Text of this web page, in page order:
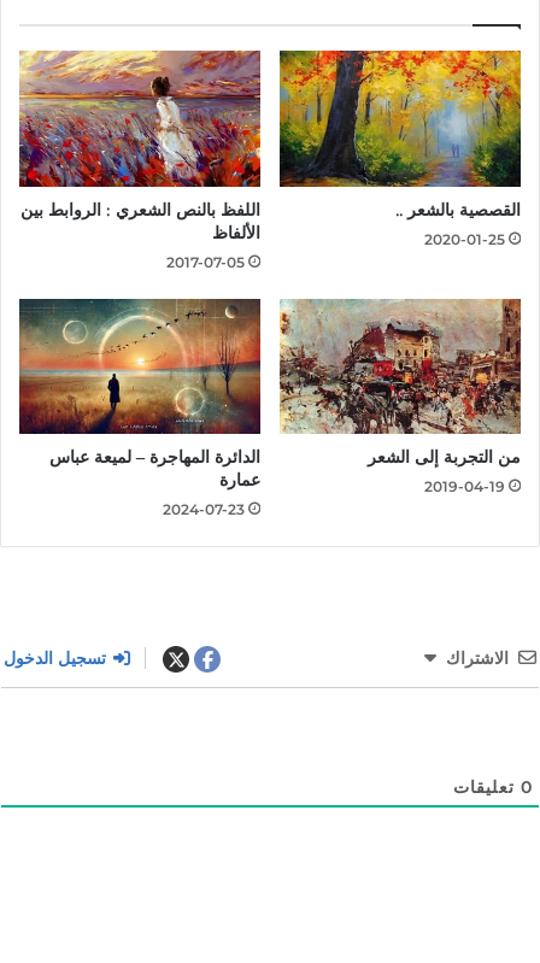
القصصية بالشعر ..
2020-01-25
اللفظ بالنص الشعري : الروابط بين
الألفاظ
2017-07-05
من التجربة إلى الشعر
2019-04-19
الدائرة المهاجرة – لميعة عباس
عمارة
2024-07-23
الاشتراك تسجيل الدخول
0 تعليقات